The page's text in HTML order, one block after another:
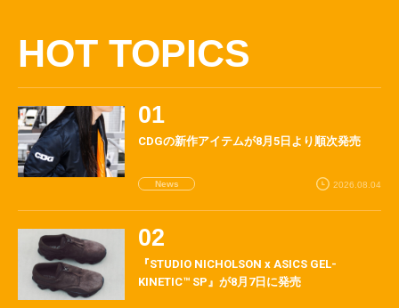
HOT TOPICS
CDGの新作アイテムが8月5日より順次発売
News 2026.08.04
『STUDIO NICHOLSON x ASICS GEL-
KINETIC™ SP』が8月7日に発売